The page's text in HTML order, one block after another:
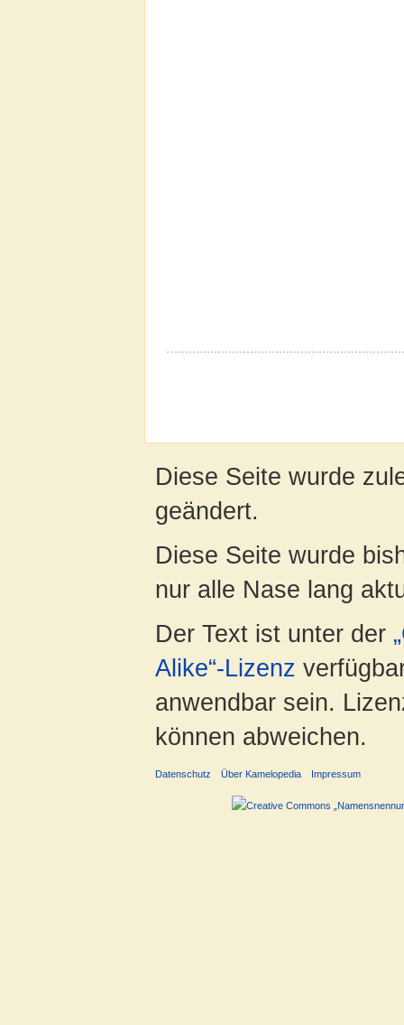
Diese Seite wurde
geändert.
Diese Seite wurde
nur alle Nase lang
Der Text ist unter der
Alike“-Lizenz
anwendbar sein.
können abweichen.
Datenschutz Über Kamelopedia Impressum